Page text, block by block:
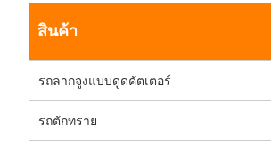
สินค้า
รถลากจูงแบบดูดคัตเตอร์
รถตักทราย